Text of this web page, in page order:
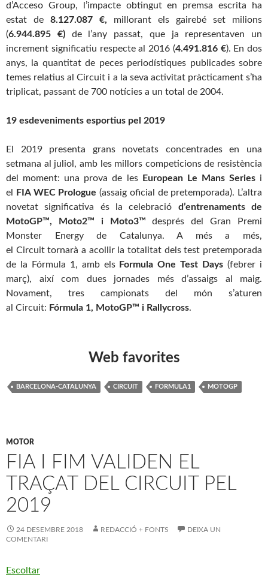
d’Acceso Group, l’impacte obtingut en premsa escrita ha
estat de 8.127.087 €, millorant els gairebé set milions
(6.944.895 €)de l’any passat, que ja representaven un
increment significatiu respecte al 2016 (4.491.816 €). En dos
anys, la quantitat de peces periodístiques publicades sobre
temes relatius alCircuit i a la seva activitat pràcticament s’ha
triplicat, passant de 700 notícies a un total de 2004.
19 esdeveniments esportius pel 2019
El 2019 presenta grans novetats concentrades en una
setmana al juliol, amb les millors competicions de resistència
del moment: una prova de les
European Le Mans Seriesi
el
FIA WEC Prologue (assaig oficial de pretemporada). L’altra
novetat significativa és la celebració d’entrenaments de
MotoGP™, Moto2™ i Moto3™ després del Gran Premi
Monster Energy de Catalunya. A més a més,
el Circuittornarà a acollir la totalitat dels test pretemporada
de la Fórmula 1, amb els Formula One Test Days (febrer i
març), així com dues jornades més d’assaigs al maig.
Novament, tres campionats del món s’aturen
al Circuit: Fórmula 1, MotoGP™ i Rallycross.
Web favorites
BARCELONA-CATALUNYA CIRCUIT FORMULA1 MOTOGP
MOTOR
FIA I FIM VALIDEN EL
TRAÇAT DEL CIRCUIT PEL
2019
24 DESEMBRE 2018 REDACCIÓ + FONTS
DEIXA UN
COMENTARI
Escoltar